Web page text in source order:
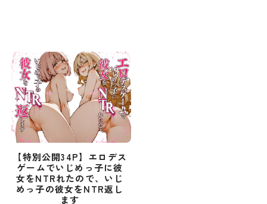
【特別公開34P】エロデス
ゲームでいじめっ子に彼
女をNTRれたので、いじ
めっ子の彼女をNTR返し
ます